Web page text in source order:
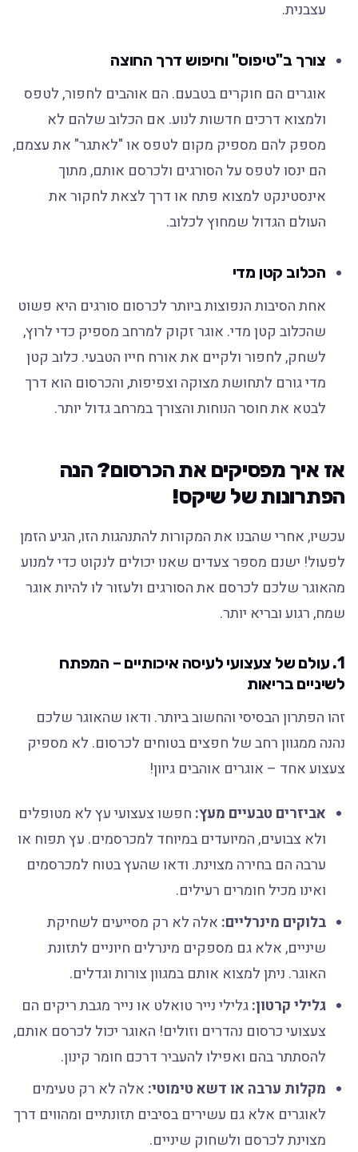
עצבנית.
צורך ב"טיפוס" וחיפוש דרך החוצה
אוגרים הם חוקרים בטבעם. הם אוהבים לחפור, לטפס
ולמצוא דרכים חדשות לנוע. אם הכלוב שלהם לא
מספק להם מספיק מקום לטפס או "לאתגר" את עצמם,
הם ינסו לטפס על הסורגים ולכרסם אותם, מתוך
אינסטינקט למצוא פתח או דרך לצאת לחקור את
העולם הגדול שמחוץ לכלוב.
הכלוב קטן מדי
אחת הסיבות הנפוצות ביותר לכרסום סורגים היא פשוט
שהכלוב קטן מדי. אוגר זקוק למרחב מספיק כדי לרוץ,
לשחק, לחפור ולקיים את אורח חייו הטבעי. כלוב קטן
מדי גורם לתחושת מצוקה וצפיפות, והכרסום הוא דרך
לבטא את חוסר הנוחות והצורך במרחב גדול יותר.
אז איך מפסיקים את הכרסום? הנה
הפתרונות של שיקס!
עכשיו, אחרי שהבנו את המקורות להתנהגות הזו, הגיע הזמן
לפעול! ישנם מספר צעדים שאנו יכולים לנקוט כדי למנוע
מהאוגר שלכם לכרסם את הסורגים ולעזור לו להיות אוגר
שמח, רגוע ובריא יותר.
1. עולם של צעצועי לעיסה איכותיים – המפתח
לשיניים בריאות
זהו הפתרון הבסיסי והחשוב ביותר. ודאו שהאוגר שלכם
נהנה ממגוון רחב של חפצים בטוחים לכרסום. לא מספיק
צעצוע אחד – אוגרים אוהבים גיוון!
אביזרים טבעיים מעץ:חפשו צעצועי עץ לא מטופלים
ולא צבועים, המיועדים במיוחד למכרסמים. עץ תפוח או
ערבה הם בחירה מצוינת. ודאו שהעץ בטוח למכרסמים
ואינו מכיל חומרים רעילים.
בלוקים מינרליים:אלה לא רק מסייעים לשחיקת
שיניים, אלא גם מספקים מינרלים חיוניים לתזונת
האוגר. ניתן למצוא אותם במגוון צורות וגדלים.
גלילי קרטון:גלילי נייר טואלט או נייר מגבת ריקים הם
צעצועי כרסום נהדרים וזולים! האוגר יכול לכרסם אותם,
להסתתר בהם ואפילו להעביר דרכם חומר קינון.
מקלות ערבה או דשא טימוטי:אלה לא רק טעימים
לאוגרים אלא גם עשירים בסיבים תזונתיים ומהווים דרך
מצוינת לכרסם ולשחוק שיניים.